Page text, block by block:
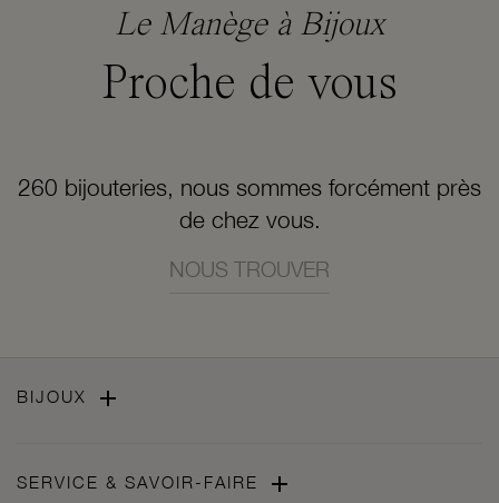
Le Manège à Bijoux
Proche de vous
260 bijouteries, nous sommes forcément près
de chez vous.
NOUS TROUVER
BIJOUX 
SERVICE & SAVOIR-FAIRE 